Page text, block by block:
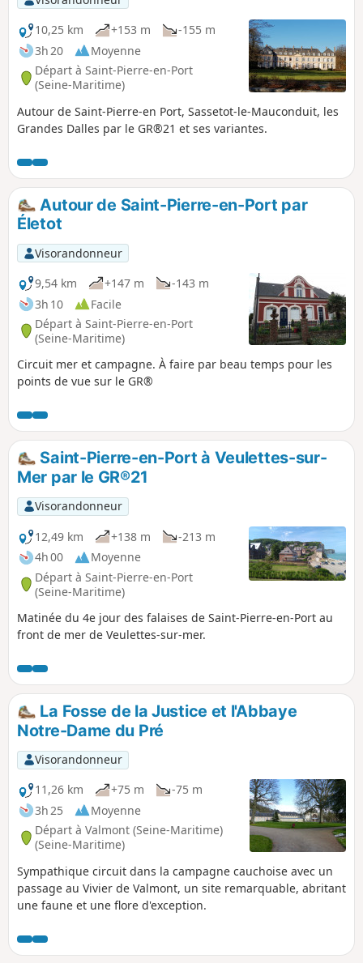
10,25 km
+153 m
-155 m
3h 20
Moyenne
Départ à Saint-Pierre-en-Port
(Seine-Maritime)
Autour de Saint-Pierre-en Port, Sassetot-le-Mauconduit, les
Grandes Dalles par le GR®21 et ses variantes.
Autour de Saint-Pierre-en-Port par
Életot
Visorandonneur
9,54 km
+147 m
-143 m
3h 10
Facile
Départ à Saint-Pierre-en-Port
(Seine-Maritime)
Circuit mer et campagne. À faire par beau temps pour les
points de vue sur le GR®
Saint-Pierre-en-Port à Veulettes-sur-
Mer par le GR®21
Visorandonneur
12,49 km
+138 m
-213 m
4h 00
Moyenne
Départ à Saint-Pierre-en-Port
(Seine-Maritime)
Matinée du 4e jour des falaises de Saint-Pierre-en-Port au
front de mer de Veulettes-sur-mer.
La Fosse de la Justice et l'Abbaye
Notre-Dame du Pré
Visorandonneur
11,26 km
+75 m
-75 m
3h 25
Moyenne
Départ à Valmont (Seine-Maritime)
(Seine-Maritime)
Sympathique circuit dans la campagne cauchoise avec un
passage au Vivier de Valmont, un site remarquable, abritant
une faune et une flore d'exception.